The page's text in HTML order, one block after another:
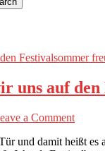
uns auf
a Comment
und damit heißt